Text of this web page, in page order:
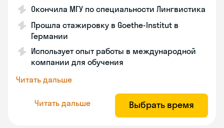
Окончила МГУ по специальности Лингвистика
Прошла стажировку в Goethe-Institut в
Германии
Использует опыт работы в международной
компании для обучения
Читать дальше
Читать дальше Выбрать время